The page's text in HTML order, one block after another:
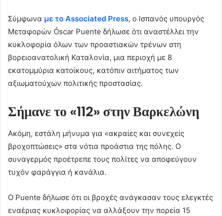
Σύμφωνα με το Associated Press, ο Ισπανός υπουργός
Μεταφορών Óscar Puente δήλωσε ότι αναστέλλει την
κυκλοφορία όλων των προαστιακών τρένων στη
βορειοανατολική Καταλονία, μια περιοχή με 8
εκατομμύρια κατοίκους, κατόπιν αιτήματος των
αξιωματούχων πολιτικής προστασίας.
Σήμανε το «112» στην Βαρκελώνη
Ακόμη, εστάλη μήνυμα για «ακραίες και συνεχείς
βροχοπτώσεις» στα νότια προάστια της πόλης. Ο
συναγερμός προέτρεπε τους πολίτες να αποφεύγουν
τυχόν φαράγγια ή κανάλια.
Ο Puente δήλωσε ότι οι βροχές ανάγκασαν τους ελεγκτές
εναέριας κυκλοφορίας να αλλάξουν την πορεία 15